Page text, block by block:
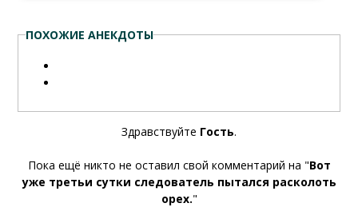
ПОХОЖИЕ АНЕКДОТЫ
Здравствуйте Гость.
Пока ещё никто не оставил свой комментарий на "Вот
уже третьи сутки следователь пытался расколоть
орех."